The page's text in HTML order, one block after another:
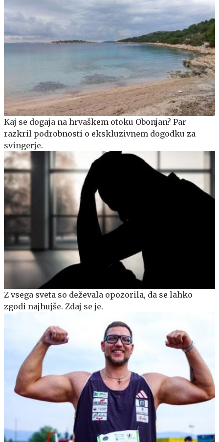
Kaj se dogaja na hrvaškem otoku Obonjan? Par
razkril podrobnosti o ekskluzivnem dogodku za
svingerje.
Z vsega sveta so deževala opozorila, da se lahko
zgodi najhujše. Zdaj se je.